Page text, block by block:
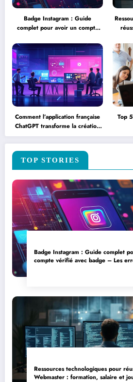
Badge Instagram : Guide
complet pour avoir un compte
courantes à éviter lors de la
vérification
Comment l’application française
ChatGPT transforme la création
de contenu en entreprise
Top
TOP STORIES
Badge Instagram : Guide complet
compte vérifié avec badge – Les
Ressources technologiques pour
Webmaster : formation, salaire et